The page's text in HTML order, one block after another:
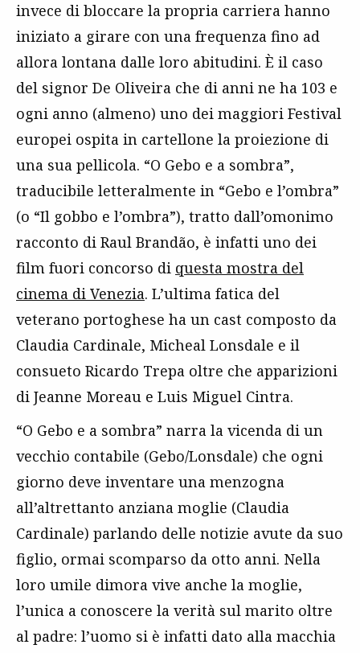
invece di bloccare la propria carriera hanno
iniziato a girare con una frequenza fino ad
allora lontana dalle loro abitudini. È il caso
del signor De Oliveira che di anni ne ha 103 e
ogni anno (almeno) uno dei maggiori Festival
europei ospita in cartellone la proiezione di
una sua pellicola. “O Gebo e a sombra”,
traducibile letteralmente in “Gebo e l’ombra”
(o “Il gobbo e l’ombra”), tratto dall’omonimo
racconto di Raul Brandão, è infatti uno dei
film fuori concorso di questa mostra del
cinema di Venezia. L’ultima fatica del
veterano portoghese ha un cast composto da
Claudia Cardinale, Micheal Lonsdale e il
consueto Ricardo Trepa oltre che apparizioni
di Jeanne Moreau e Luis Miguel Cintra.
“O Gebo e a sombra” narra la vicenda di un
vecchio contabile (Gebo/Lonsdale) che ogni
giorno deve inventare una menzogna
all’altrettanto anziana moglie (Claudia
Cardinale) parlando delle notizie avute da suo
figlio, ormai scomparso da otto anni. Nella
loro umile dimora vive anche la moglie,
l’unica a conoscere la verità sul marito oltre
al padre: l’uomo si è infatti dato alla macchia